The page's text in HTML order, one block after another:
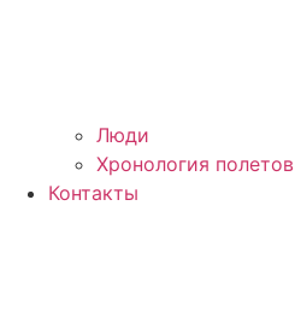
Люди
Хронология полетов
Контакты